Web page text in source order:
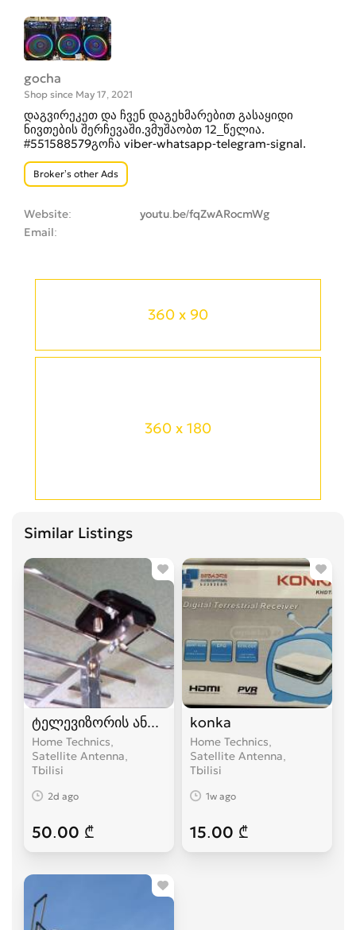
360 x 90
360 x 180
Similar Listings
ტელევიზორის ანტენები
Home Technics,
Satellite Antenna
Tbilisi
2d ago
50.00 ₾
konka
Home Technics,
Satellite Antenna
Tbilisi
1w ago
15.00 ₾
gocha
Shop since May 17, 2021
დაგვირეკეთ და ჩვენ დაგეხმარებით გასაყიდი
ნივთების შერჩევაში.ვმუშაობთ 12_წელია.
#551588579გოჩა viber-whatsapp-telegram-signal.
Broker’s other Ads
Website
youtu.be/fqZwARocmWg
Email